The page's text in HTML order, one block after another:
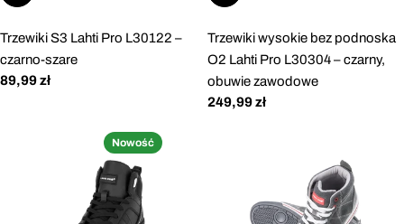
Trzewiki S3 Lahti Pro L30122 –
czarno-szare
Cena
89,99 zł
Trzewiki wysokie bez podnoska
O2 Lahti Pro L30304 – czarny,
obuwie zawodowe
Cena
249,99 zł
Nowość